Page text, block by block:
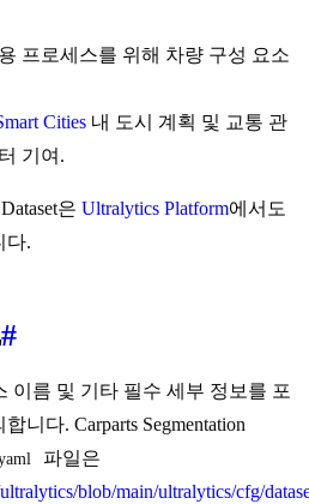
프로세스를 위해 차량 구성 요소
Cities 내 도시 계획 및 교통 관
기여.
은 Ultralytics Platform에서도
다.
#
이름 및 기타 필수 세부 정보를 포
니다. Carparts Segmentation
파일은
blob/main/ultralytics/cfg/